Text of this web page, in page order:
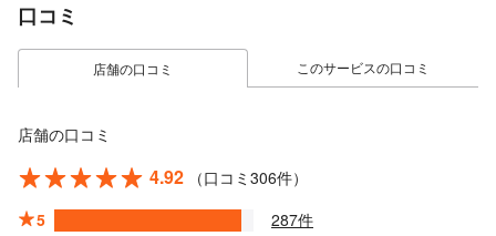
口コミ
店舗の口コミ このサービスの口コミ
店舗の口コミ
4.92
（口コミ306件）
5
287件